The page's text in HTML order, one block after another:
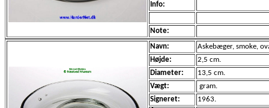
Info:
Note:
Navn:
Askebæger, smoke,
Højde:
2,5 cm.
Diameter:
13,5 cm.
Vægt:
gram.
Signeret:
1963.